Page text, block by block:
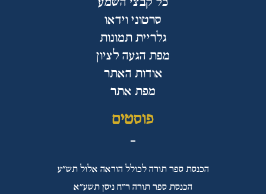
סרטוני וידאו
גלריית תמונות
מפת הגעה לציון
אודות האתר
מפת אתר
פוסטים
הכנסת ספר תורה לכולל הוראה אלול תש"ע
הכנסת ספר תורה ר"ח ניסן תשע"א